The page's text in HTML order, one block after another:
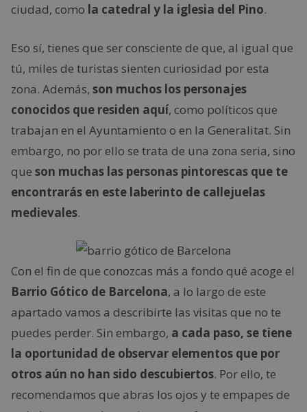
ciudad, como la catedral y la iglesia del Pino.
Eso sí, tienes que ser consciente de que, al igual que
tú, miles de turistas sienten curiosidad por esta
zona. Además, son muchos los personajes
conocidos que residen aquí, como políticos que
trabajan en el Ayuntamiento o en la Generalitat. Sin
embargo, no por ello se trata de una zona seria, sino
que son muchas las personas pintorescas que te
encontrarás en este laberinto de callejuelas
medievales.
Con el fin de que conozcas más a fondo qué acoge el
Barrio Gótico de Barcelona, a lo largo de este
apartado vamos a describirte las visitas que no te
puedes perder. Sin embargo, a cada paso, se tiene
la oportunidad de observar elementos que por
otros aún no han sido descubiertos. Por ello, te
recomendamos que abras los ojos y te empapes de